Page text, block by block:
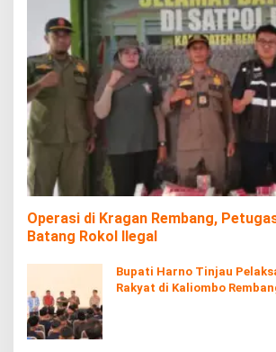
Operasi di Kragan Rembang,
Batang Rokol Ilegal
Bupati Harno Tinjau
Rakyat di Kaliombo